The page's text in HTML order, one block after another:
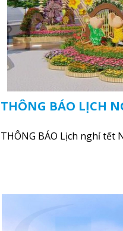
THÔNG BÁO LỊCH
THÔNG BÁO Lịch nghỉ tết